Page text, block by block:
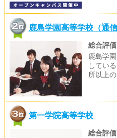
鹿島学園高等学校（通信
総合評価
鹿島学
してい
所以上
第一学院高等学校
総合評価